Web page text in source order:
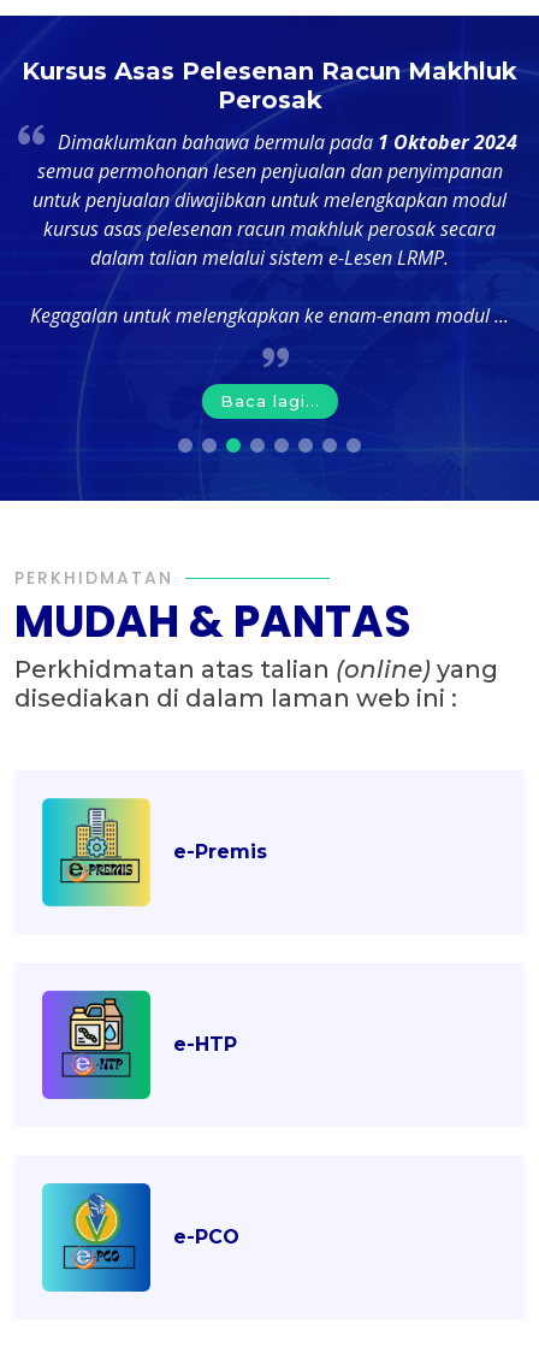
Kursus Asas Pelesenan Racun Makhluk
Perosak
Dimaklumkan bahawa bermula pada 1 Oktober 2024
semua permohonan lesen penjualan dan penyimpanan
untuk penjualan diwajibkan untuk melengkapkan modul
kursus asas pelesenan racun makhluk perosak secara
dalam talian melalui sistem e-Lesen LRMP.
Kegagalan untuk melengkapkan ke enam-enam modul ...
Baca lagi...
PERKHIDMATAN
MUDAH & PANTAS
Perkhidmatan atas talian (online) yang
disediakan di dalam laman web ini :
e-Premis
e-HTP
e-PCO